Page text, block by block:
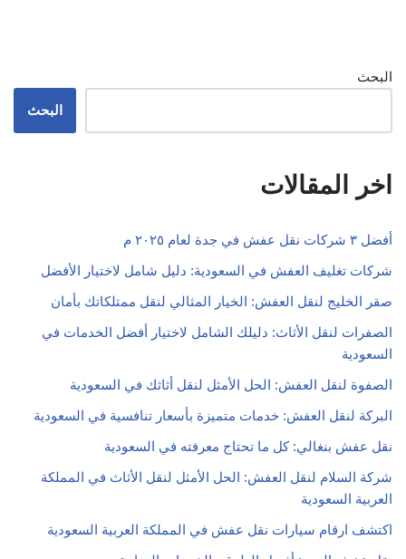
البحث
البحث
اخر المقالات
أفضل ٣ شركات نقل عفش في جدة لعام ٢٠٢٥ م
شركات تغليف العفش في السعودية: دليل شامل لاختيار الأفضل
صقر الخليج لنقل العفش: الخيار المثالي لنقل ممتلكاتك بأمان
الصفرات لنقل الأثاث: دليلك الشامل لاختيار أفضل الخدمات في
السعودية
الصفوة لنقل العفش: الحل الأمثل لنقل أثاثك في السعودية
البركة لنقل العفش: خدمات متميزة بأسعار تنافسية في السعودية
نقل عفش بنغالي: كل ما تحتاج معرفته في السعودية
شركة السلام لنقل العفش: الحل الأمثل لنقل الأثاث في المملكة
العربية السعودية
اكتشف ارقام سيارات نقل عفش في المملكة العربية السعودية